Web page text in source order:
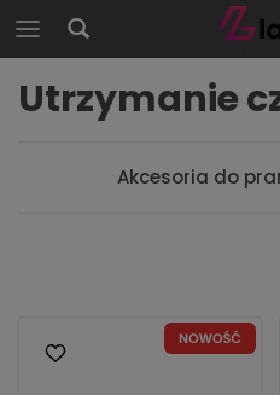
Utrzymanie
Akcesoria do